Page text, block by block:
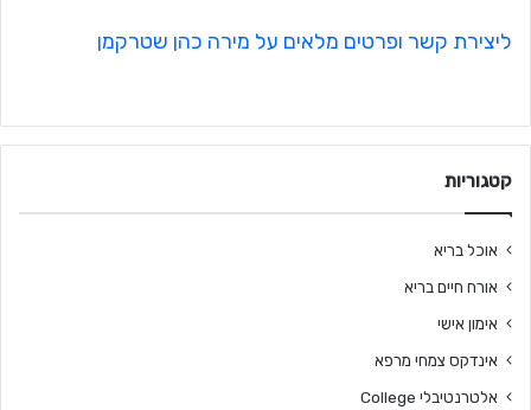
ליצירת קשר ופרטים מלאים על מירה כהן שטרקמן
קטגוריות
אוכל בריא
אורח חיים בריא
אימון אישי
אינדקס צמחי מרפא
אלטרנטיבלי College